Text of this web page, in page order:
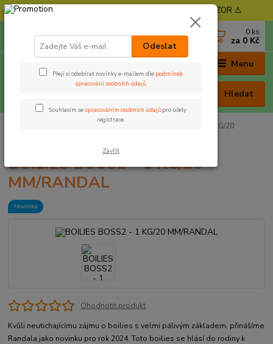
⚠️ POZOR - Objednávky expedujeme od 11. 8. - POZOR ⚠️
Menu
Hledat
0 ks
za 0 Kč
BOILIES BOSS2 - 1 KG/20
BOILIES BOSS2 - 1 KG/20
MM/RANDAL
Novinka
Ohodnotit produkt
Kvůli neutichajícímu zájmu o boilies s velmi pálivým základem, přinášíme
Randala jako novinku pro rok 2024. Toto boilies se hlásí do rodiny k
Odeslat
Přeji si odebírat novinky e-mailem dle podmínek
zpracování osobních údajů.
Souhlasím se zpracováním osobních údajů pro účely
registrace.
Zavřít